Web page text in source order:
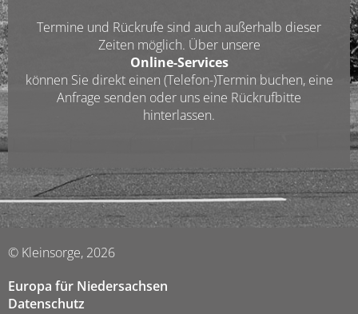
Termine und Rückrufe sind auch außerhalb dieser
Zeiten möglich. Über unsere
Online-Services
können Sie direkt einen (Telefon-)Termin buchen, eine
Anfrage senden oder uns eine Rückrufbitte
hinterlassen.
© Kleinsorge, 2026
Europa für Niedersachsen
Datenschutz